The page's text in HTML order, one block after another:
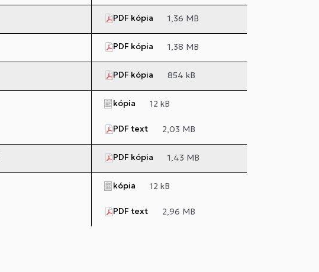
PDF kópia 1,36 MB
PDF kópia 1,38 MB
PDF kópia 854 kB
kópia 12 kB
PDF text 2,03 MB
PDF kópia 1,43 MB
kópia 12 kB
PDF text 2,96 MB